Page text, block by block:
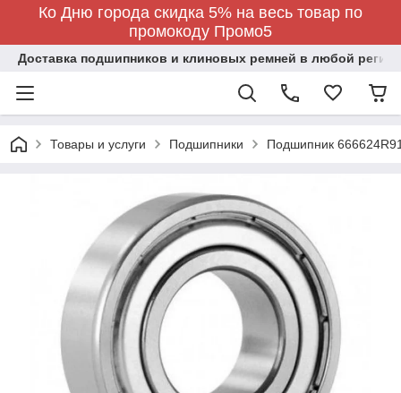
Ко Дню города скидка 5% на весь товар по
промокоду Промо5
Доставка подшипников и клиновых ремней в любой регион
Товары и услуги Подшипники Подшипник